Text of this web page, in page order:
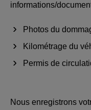
informations/
Photos du
Kilométrage du
Permis de
Nous enregistrons